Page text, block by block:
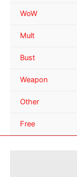
WoW
Mult
Bust
Weapon
Other
Free